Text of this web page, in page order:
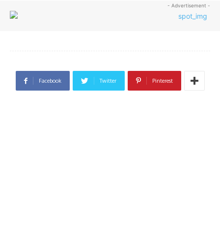
- Advertisement -
Facebook Twitter Pinterest